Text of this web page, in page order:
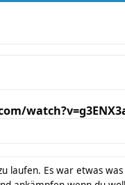
laufen. Es war etwas